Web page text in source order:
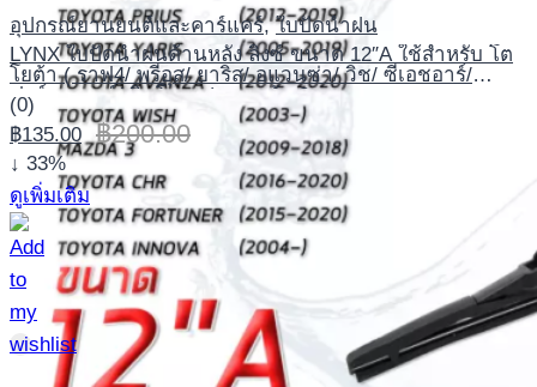
อุปกรณ์ยานยนต์และคาร์แคร์,ใบปัดน้ำฝน
LYNX ใบปัดน้ำฝนด้านหลัง ลิ้งซ์ ขนาด 12″A ใช้สำหรับ โต
โยต้า ( ราฟ4/ พรีอุส/ ยาริส/ อแวนซ่า/ วิช/ ซีเอชอาร์/
ฟอร์จูนเนอร์/ อินโนวา ), มาสด้า 3
(0)
฿200.00
฿135.00
↓ 33%
ดูเพิ่มเติม